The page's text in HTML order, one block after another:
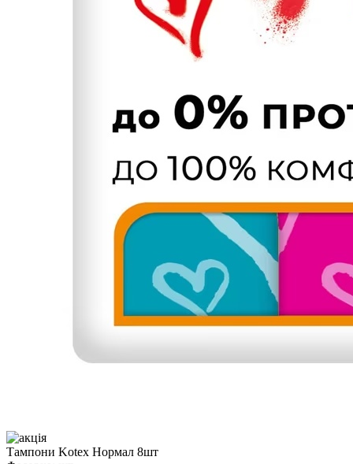
Тампони Kotex Нормал 8шт